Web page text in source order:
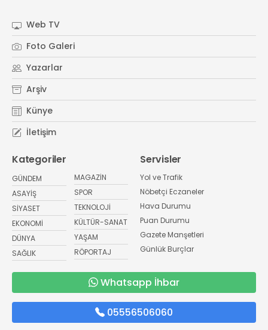
Web TV
Foto Galeri
Yazarlar
Arşiv
Künye
İletişim
Kategoriler
GÜNDEM
ASAYİŞ
SİYASET
EKONOMİ
DÜNYA
SAĞLIK
MAGAZİN
SPOR
TEKNOLOJİ
KÜLTÜR-SANAT
YAŞAM
RÖPORTAJ
Servisler
Yol ve Trafik
Nöbetçi Eczaneler
Hava Durumu
Puan Durumu
Gazete Manşetleri
Günlük Burçlar
Whatsapp İhbar
05556506060